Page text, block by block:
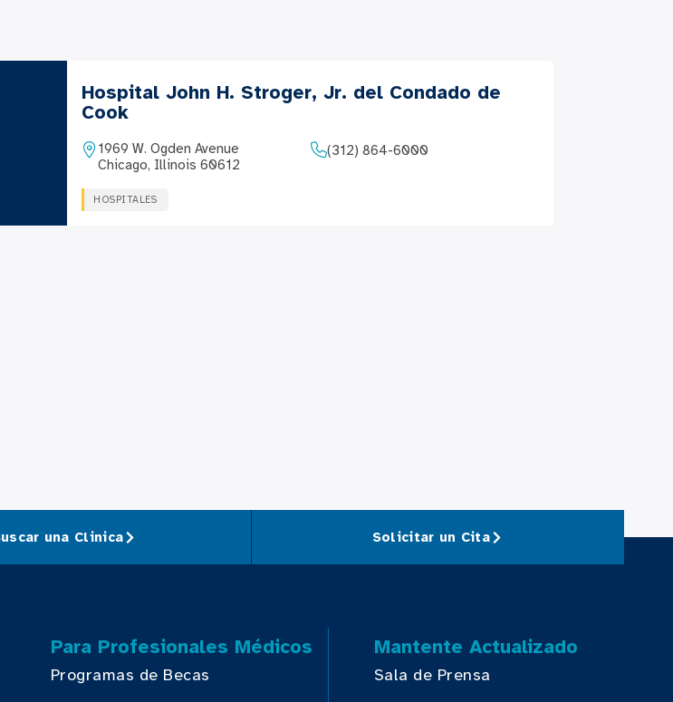
Hospital John H. Stroger, Jr. del Condado de
Cook
1969 W. Ogden Avenue
Chicago, Illinois 60612
(312) 864-6000
HOSPITALES
una Clinica Solicitar un Cita
Para Profesionales Médicos
Programas de Becas
Mantente Actualizado
Sala de Prensa